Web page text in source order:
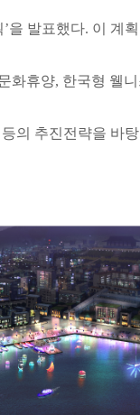
발표했다. 이 계
화휴양, 한국형 웰
의 추진전략을 바